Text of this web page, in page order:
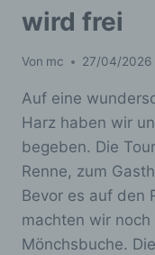
wird frei
Von mc 27/04/2026
Auf eine
Harz haben wir
begeben. Die
Renne, zum
Bevor es auf den
machten wir
Mönchsbuche.